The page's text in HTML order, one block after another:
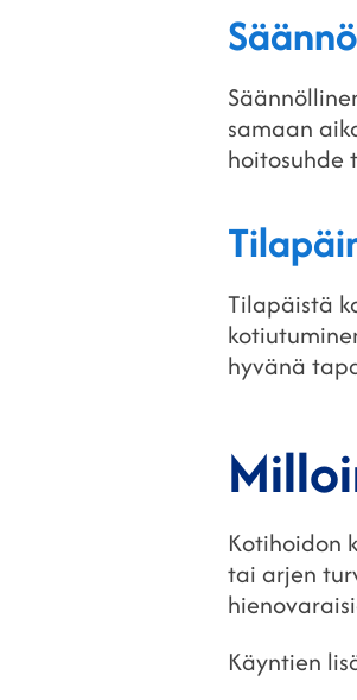
samaan
hoitosuhde
Tilapäistä
hyvänä
Kotihoidon
tai arjen
Käyntien